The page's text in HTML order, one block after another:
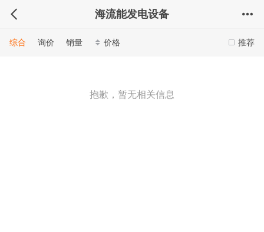
海流能发电设备
推荐
综合 询价 销量 价格
抱歉，暂无相关信息